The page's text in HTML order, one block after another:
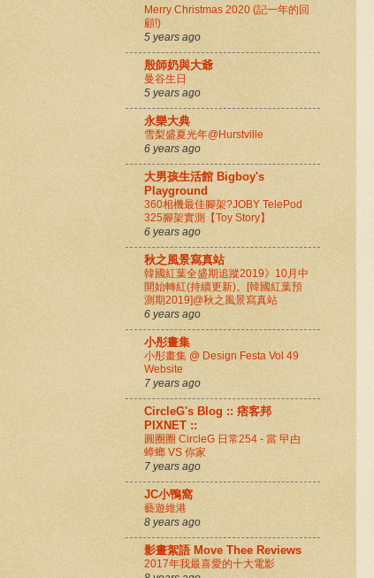
Merry Christmas 2020 (記一年的回
顧!)
5 years ago
殷師奶與大爺
曼谷生日
5 years ago
永樂大典
雪梨盛夏光年@Hurstville
6 years ago
大男孩生活館 Bigboy's
Playground
360相機最佳腳架?JOBY TelePod
325腳架實測【Toy Story】
6 years ago
秋之風景寫真站
韓國紅葉全盛期追蹤2019》10月中
開始轉紅(持續更新)。[韓國紅葉預
測期2019]@秋之風景寫真站
6 years ago
小彤畫集
小彤畫集 @ Design Festa Vol 49
Website
7 years ago
CircleG's Blog :: 痞客邦
PIXNET ::
圓圈圈 CircleG 日常254 - 當 曱甴
蟑螂 VS 你家
7 years ago
JC小鴨窩
藝遊維港
8 years ago
影畫絮語 Move Thee Reviews
2017年我最喜愛的十大電影